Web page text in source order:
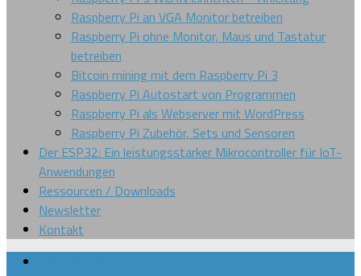
Raspberry Pi an VGA Monitor betreiben
Raspberry Pi ohne Monitor, Maus und Tastatur
betreiben
Bitcoin mining mit dem Raspberry Pi 3
Raspberry Pi Autostart von Programmen
Raspberry Pi als Webserver mit WordPress
Raspberry Pi Zubehör, Sets und Sensoren
Der ESP32: Ein leistungsstarker Mikrocontroller für IoT-
Anwendungen
Ressourcen / Downloads
Newsletter
Kontakt